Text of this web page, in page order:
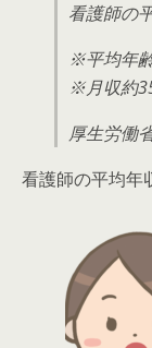
看護師の
※平均年
※月収約
厚生労働
看護師の平均年